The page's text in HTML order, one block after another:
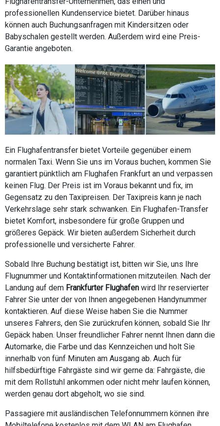
professionellen Kundenservice bietet. Darüber hinaus
können auch Buchungsanfragen mit Kindersitzen oder
Babyschalen gestellt werden. Außerdem wird eine Preis-
Garantie angeboten.
Ein Flughafentransfer bietet Vorteile gegenüber einem
normalen Taxi. Wenn Sie uns im Voraus buchen, kommen Sie
garantiert pünktlich am Flughafen Frankfurt an und verpassen
keinen Flug. Der Preis ist im Voraus bekannt und fix, im
Gegensatz zu den Taxipreisen. Der Taxipreis kann je nach
Verkehrslage sehr stark schwanken. Ein Flughafen-Transfer
bietet Komfort, insbesondere für große Gruppen und
größeres Gepäck. Wir bieten außerdem Sicherheit durch
professionelle und versicherte Fahrer.
Sobald Ihre Buchung bestätigt ist, bitten wir Sie, uns Ihre
Flugnummer und Kontaktinformationen mitzuteilen. Nach der
Landung auf dem Frankfurter Flughafen wird Ihr reservierter
Fahrer Sie unter der von Ihnen angegebenen Handynummer
kontaktieren. Auf diese Weise haben Sie die Nummer
unseres Fahrers, den Sie zurückrufen können, sobald Sie Ihr
Gepäck haben. Unser freundlicher Fahrer nennt Ihnen dann die
Automarke, die Farbe und das Kennzeichen und holt Sie
innerhalb von fünf Minuten am Ausgang ab. Auch für
hilfsbedürftige Fahrgäste sind wir gerne da: Fahrgäste, die
mit dem Rollstuhl ankommen oder nicht mehr laufen können,
werden genau dort abgeholt, wo sie sind.
Passagiere mit ausländischen Telefonnummern können ihre